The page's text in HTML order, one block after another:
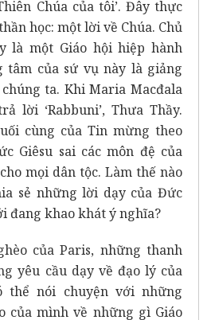
Chúa của tôi’. Đây thực
học: một lời về Chúa. Chủ
là một Giáo hội hiệp hành
tâm của sứ vụ này là giảng
ta. Khi Maria Macđala
lời ‘Rabbuni’, Thưa Thầy.
cùng của Tin mừng theo
Giêsu sai các môn đệ của
mọi dân tộc. Làm thế nào
sẻ những lời dạy của Đức
đang khao khát ý nghĩa?
của Paris, những thanh
yêu cầu dạy về đạo lý của
thể nói chuyện với những
của mình về những gì Giáo